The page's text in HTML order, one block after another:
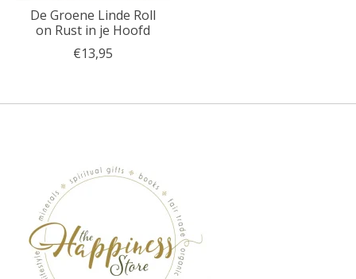
De Groene Linde Roll
on Rust in je Hoofd
€13,95